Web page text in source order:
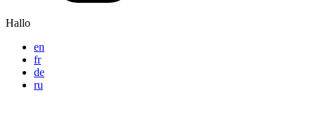
Hallo
en
fr
de
ru